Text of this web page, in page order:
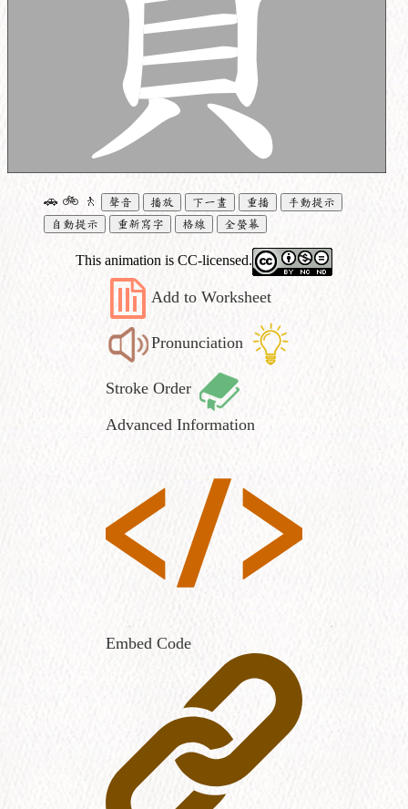
🚗 🚲 🚶 聲音 播放 下一畫 重播
手動提示
自動提示
重新寫字 格線 全螢幕
This animation is CC-licensed.
Add to Worksheet
Pronunciation
Stroke Order
Advanced Information
Embed Code